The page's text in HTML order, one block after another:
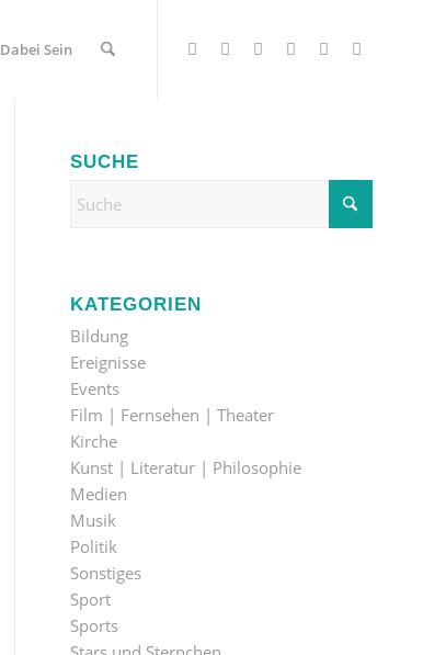
Dabei Sein
SUCHE
KATEGORIEN
Bildung
Ereignisse
Events
Film | Fernsehen | Theater
Kirche
Kunst | Literatur | Philosophie
Medien
Musik
Politik
Sonstiges
Sport
Sports